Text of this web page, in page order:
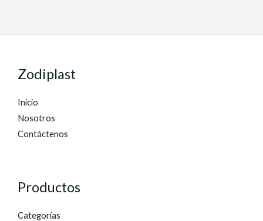
Zodiplast
Inicio
Nosotros
Contáctenos
Productos
Categorías